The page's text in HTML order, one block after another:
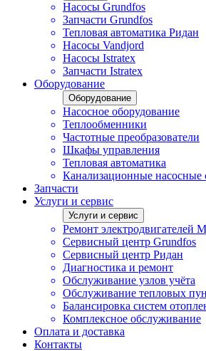
Насосы Grundfos
Запчасти Grundfos
Тепловая автоматика Ридан
Насосы Vandjord
Насосы Istratex
Запчасти Istratex
Оборудование
Оборудование
Насосное оборудование
Теплообменники
Частотные преобразователи
Шкафы управления
Тепловая автоматика
Канализационные насосные
Запчасти
Услуги и сервис
Услуги и сервис
Ремонт электродвигателей
Сервисный центр Grundfos
Сервисный центр Ридан
Диагностика и ремонт
Обслуживание узлов учёта
Обслуживание тепловых
Балансировка систем
Комплексное обслуживание
Оплата и доставка
Контакты